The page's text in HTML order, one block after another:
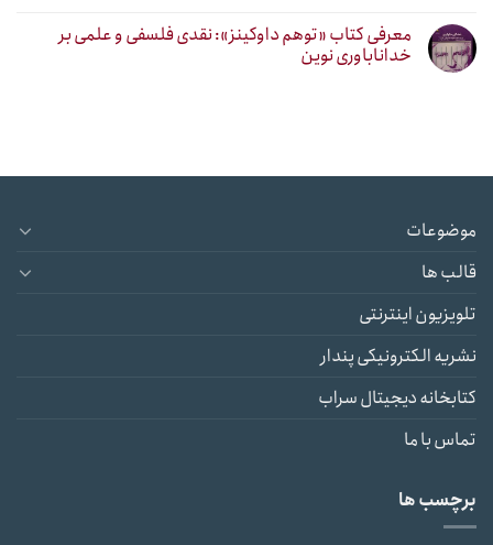
معرفی کتاب «توهم داوکینز»: نقدی فلسفی و علمی بر
خداناباوری نوین
موضوعات
قالب ها
تلویزیون اینترنتی
نشریه الکترونیکی پندار
کتابخانه دیجیتال سراب
تماس با ما
برچسب ها